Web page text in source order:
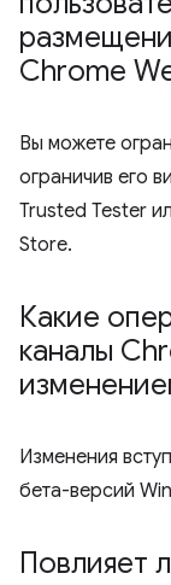
Chrome
Вы можете
ограничив его
Trusted Tester
Store.
Какие
каналы
Изменения
бета-версий
Повлияет